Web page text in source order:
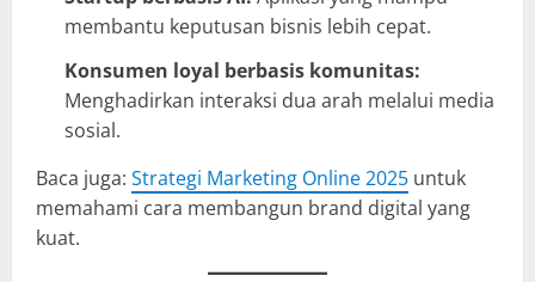
membantu keputusan bisnis lebih cepat.
Konsumen loyal berbasis komunitas:
Menghadirkan interaksi dua arah melalui media
sosial.
Baca juga: Strategi Marketing Online 2025 untuk
memahami cara membangun brand digital yang
kuat.